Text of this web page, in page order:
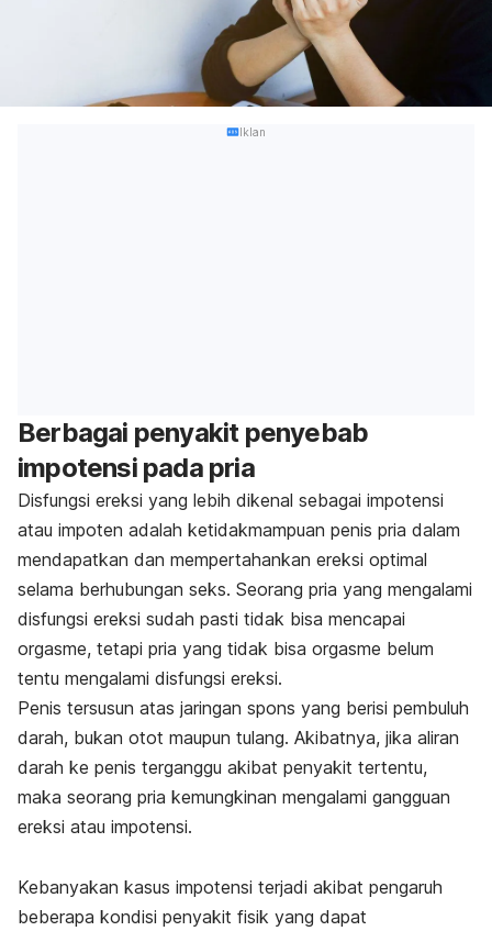
Iklan
Berbagai penyakit penyebab
impotensi pada pria
Disfungsi ereksi yang lebih dikenal sebagai impotensi
atau impoten adalah ketidakmampuan penis pria dalam
mendapatkan dan mempertahankan ereksi optimal
selama berhubungan seks. Seorang pria yang mengalami
disfungsi ereksi sudah pasti tidak bisa mencapai
orgasme, tetapi pria yang tidak bisa orgasme belum
tentu mengalami disfungsi ereksi.
Penis tersusun atas jaringan spons yang berisi pembuluh
darah, bukan otot maupun tulang. Akibatnya, jika aliran
darah ke penis terganggu akibat penyakit tertentu,
maka seorang pria kemungkinan mengalami gangguan
ereksi atau impotensi.
Kebanyakan kasus impotensi terjadi akibat pengaruh
beberapa kondisi penyakit fisik yang dapat